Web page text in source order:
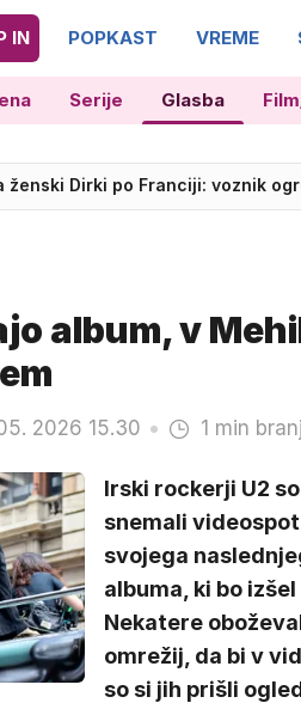
IN POPKAST VREME
Serije Glasba
ženski Dirki po Franciji: voznik
nemškega filmskega ustvarjalca
album, v
2026 15.30 1 min
Irski rockerji U2
snemali
svojega
albuma, ki bo
Nekatere
omrežij, da bi v
so si jih prišli